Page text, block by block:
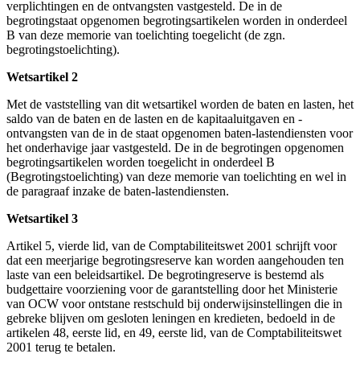
verplichtingen en de ontvangsten vastgesteld. De in de
begrotingstaat opgenomen begrotingsartikelen worden in onderdeel
B van deze memorie van toelichting toegelicht (de zgn.
begrotingstoelichting).
Wetsartikel 2
Met de vaststelling van dit wetsartikel worden de baten en lasten, het
saldo van de baten en de lasten en de kapitaaluitgaven en -
ontvangsten van de in de staat opgenomen baten-lastendiensten voor
het onderhavige jaar vastgesteld. De in de begrotingen opgenomen
begrotingsartikelen worden toegelicht in onderdeel B
(Begrotingstoelichting) van deze memorie van toelichting en wel in
de paragraaf inzake de baten-lastendiensten.
Wetsartikel 3
Artikel 5, vierde lid, van de Comptabiliteitswet 2001 schrijft voor
dat een meerjarige begrotingsreserve kan worden aangehouden ten
laste van een beleidsartikel. De begrotingreserve is bestemd als
budgettaire voorziening voor de garantstelling door het Ministerie
van OCW voor ontstane restschuld bij onderwijsinstellingen die in
gebreke blijven om gesloten leningen en kredieten, bedoeld in de
artikelen 48, eerste lid, en 49, eerste lid, van de Comptabiliteitswet
2001 terug te betalen.